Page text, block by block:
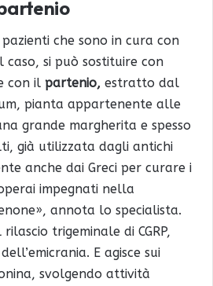
che sono in cura con
si può sostituire con
con il partenio, estratto dal
pianta appartenente alle
grande margherita e spesso
già utilizzata dagli antichi
anche dai Greci per curare i
impegnati nella
annota lo specialista.
trigeminale di CGRP,
E agisce sui
svolgendo attività